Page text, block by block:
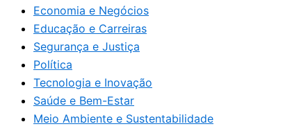
Economia e Negócios
Educação e Carreiras
Segurança e Justiça
Política
Tecnologia e Inovação
Saúde e Bem-Estar
Meio Ambiente e Sustentabilidade